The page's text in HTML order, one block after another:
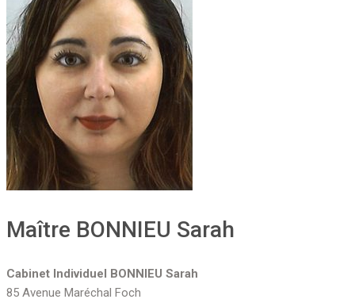
Maître BONNIEU Sarah
Cabinet Individuel BONNIEU Sarah
85 Avenue Maréchal Foch